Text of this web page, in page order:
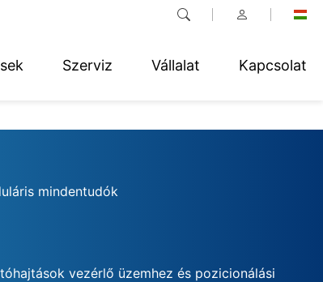
Szerviz Vállalat Kapcsolat
mindentudók
vezérlő üzemhez és pozicionálási